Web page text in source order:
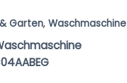
Garten, Waschmaschine